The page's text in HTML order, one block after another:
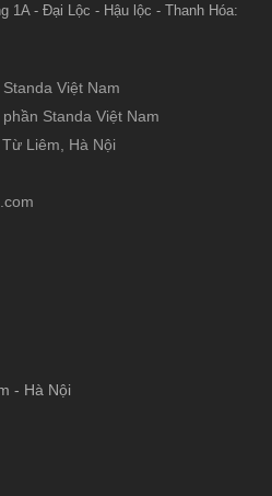
1A - Đại Lộc - Hậu lộc - Thanh Hóa:
Việt Nam
Standa Việt Nam
Liêm, Hà Nội
- Hà Nội